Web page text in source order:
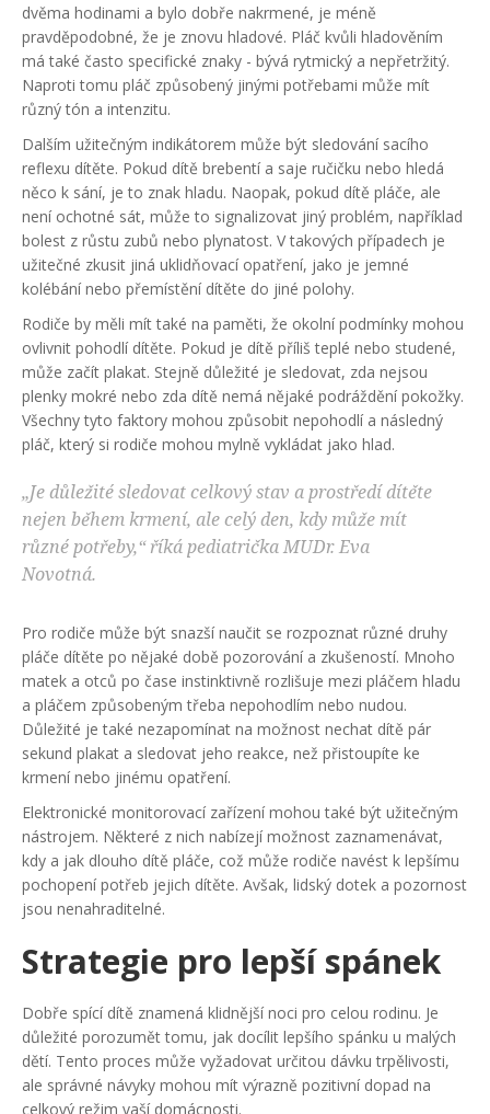
dvěma hodinami a bylo dobře nakrmené, je méně
pravděpodobné, že je znovu hladové. Pláč kvůli hladověním
má také často specifické znaky - bývá rytmický a nepřetržitý.
Naproti tomu pláč způsobený jinými potřebami může mít
různý tón a intenzitu.
Dalším užitečným indikátorem může být sledování sacího
reflexu dítěte. Pokud dítě brebentí a saje ručičku nebo hledá
něco k sání, je to znak hladu. Naopak, pokud dítě pláče, ale
není ochotné sát, může to signalizovat jiný problém, například
bolest z růstu zubů nebo plynatost. V takových případech je
užitečné zkusit jiná uklidňovací opatření, jako je jemné
kolébání nebo přemístění dítěte do jiné polohy.
Rodiče by měli mít také na paměti, že okolní podmínky mohou
ovlivnit pohodlí dítěte. Pokud je dítě příliš teplé nebo studené,
může začít plakat. Stejně důležité je sledovat, zda nejsou
plenky mokré nebo zda dítě nemá nějaké podráždění pokožky.
Všechny tyto faktory mohou způsobit nepohodlí a následný
pláč, který si rodiče mohou mylně vykládat jako hlad.
„Je důležité sledovat celkový stav a prostředí dítěte
nejen během krmení, ale celý den, kdy může mít
různé potřeby,“ říká pediatrička MUDr. Eva
Novotná.
Pro rodiče může být snazší naučit se rozpoznat různé druhy
pláče dítěte po nějaké době pozorování a zkušeností. Mnoho
matek a otců po čase instinktivně rozlišuje mezi pláčem hladu
a pláčem způsobeným třeba nepohodlím nebo nudou.
Důležité je také nezapomínat na možnost nechat dítě pár
sekund plakat a sledovat jeho reakce, než přistoupíte ke
krmení nebo jinému opatření.
Elektronické monitorovací zařízení mohou také být užitečným
nástrojem. Některé z nich nabízejí možnost zaznamenávat,
kdy a jak dlouho dítě pláče, což může rodiče navést k lepšímu
pochopení potřeb jejich dítěte. Avšak, lidský dotek a pozornost
jsou nenahraditelné.
Strategie pro lepší spánek
Dobře spící dítě znamená klidnější noci pro celou rodinu. Je
důležité porozumět tomu, jak docílit lepšího spánku u malých
dětí. Tento proces může vyžadovat určitou dávku trpělivosti,
ale správné návyky mohou mít výrazně pozitivní dopad na
celkový režim vaší domácnosti.